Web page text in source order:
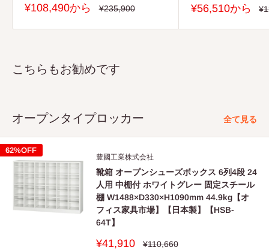
販
価
¥108,490から
通
¥235,900
販
価
¥56,510から
通
こちらもお勧めです
オープンタイプロッカー 全て見る
62%OFF
豊國工業株式会社
靴箱 オープンシューズボックス 6列4段 24
人用 中棚付 ホワイトグレー 固定スチール
棚 W1488×D330×H1090mm 44.9kg【オ
フィス家具市場】【日本製】【HSB-
64T】
販
¥41,910
通
¥110,660